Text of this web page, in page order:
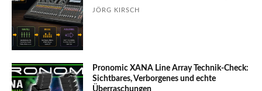
JÖRG KIRSCH
Pronomic XANA Line Array Technik-Check:
Sichtbares, Verborgenes und echte